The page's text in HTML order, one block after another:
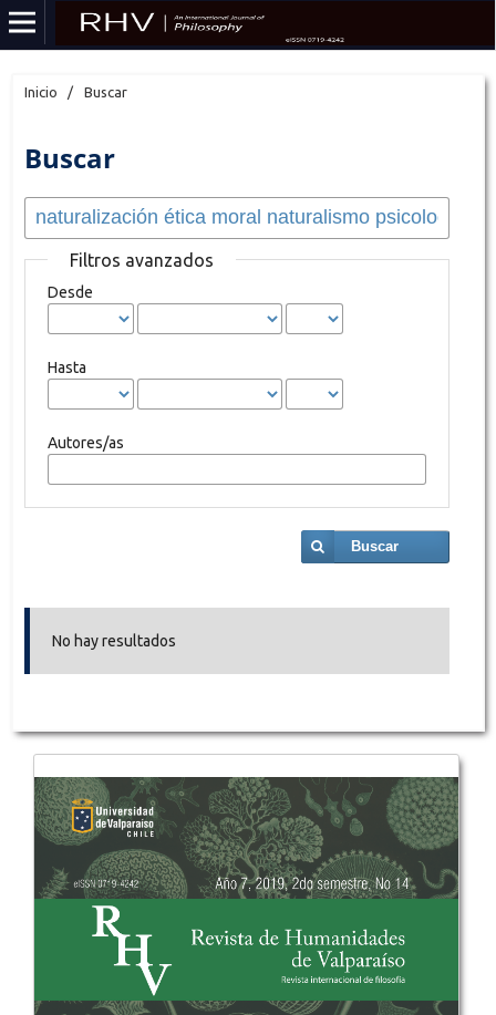
Inicio / Buscar
Buscar
Filtros avanzados
Desde
Hasta
Autores/as
Buscar
No hay resultados